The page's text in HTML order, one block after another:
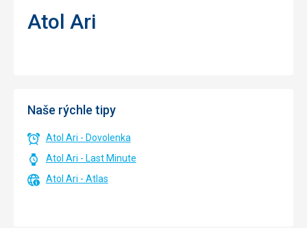
Atol Ari
Naše rýchle tipy
Atol Ari - Dovolenka
Atol Ari - Last Minute
Atol Ari - Atlas